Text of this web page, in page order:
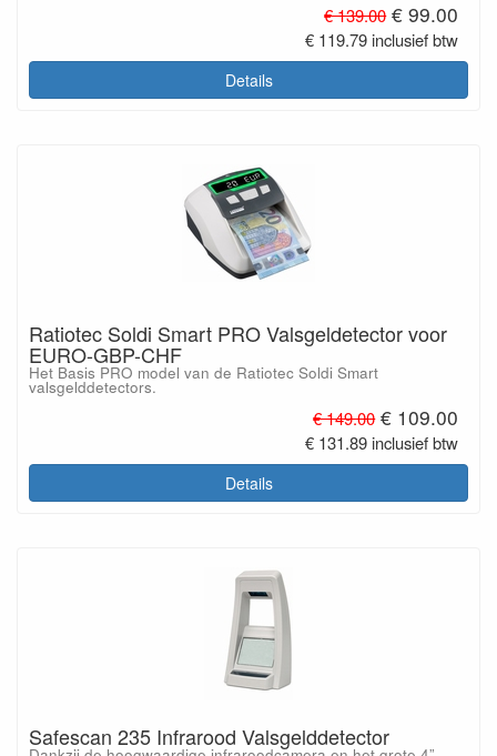
€ 139.00 € 99.00
€ 119.79 inclusief btw
Details
Ratiotec Soldi Smart PRO Valsgeldetector voor
EURO-GBP-CHF
Het Basis PRO model van de Ratiotec Soldi Smart
valsgelddetectors.
€ 149.00 € 109.00
€ 131.89 inclusief btw
Details
Safescan 235 Infrarood Valsgelddetector